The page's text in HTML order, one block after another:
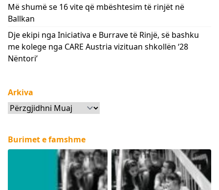
Më shumë se 16 vite që mbështesim të rinjët në
Ballkan
Dje ekipi nga Iniciativa e Burrave të Rinjë, së bashku
me kolege nga CARE Austria vizituan shkollën ‘28
Nëntori’
Arkiva
Arkiva
Burimet e famshme